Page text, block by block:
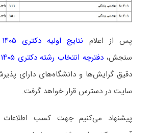
پس از اعلام نتایج اولیه دکتری ۱۴۰۵
سنجش، دفترچه انتخاب رشته دکتری ۱۴۰۵
دقیق گرایش‌ها و دانشگاه‌های دارای
سایت در دسترس قرار خواهد گرفت.
پیشنهاد می‌کنیم جهت کسب